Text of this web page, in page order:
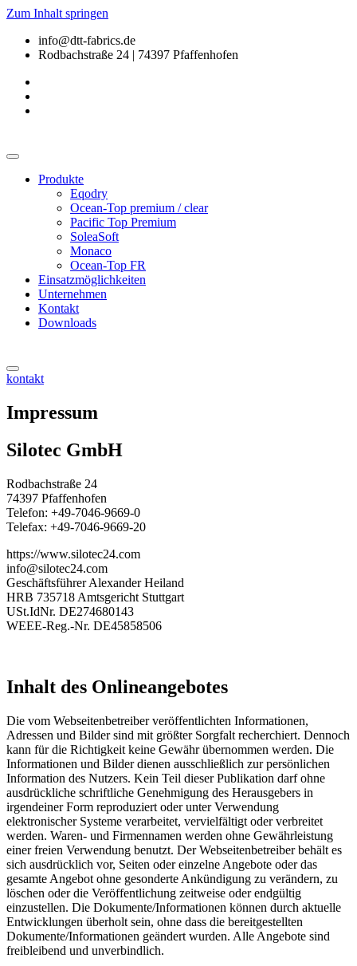
Zum Inhalt springen
info@dtt-fabrics.de
Rodbachstraße 24 | 74397 Pfaffenhofen
Produkte
Eqodry
Ocean-Top premium / clear
Pacific Top Premium
SoleaSoft
Monaco
Ocean-Top FR
Einsatzmöglichkeiten
Unternehmen
Kontakt
Downloads
kontakt
Impressum
Silotec GmbH
Rodbachstraße 24
74397 Pfaffenhofen
Telefon: +49-7046-9669-0
Telefax: +49-7046-9669-20
https://www.silotec24.com
info@silotec24.com
Geschäftsführer Alexander Heiland
HRB 735718 Amtsgericht Stuttgart
USt.IdNr. DE274680143
WEEE-Reg.-Nr. DE45858506
Inhalt des Onlineangebotes
Die vom Webseitenbetreiber veröffentlichten Informationen,
Adressen und Bilder sind mit größter Sorgfalt recherchiert. Dennoch
kann für die Richtigkeit keine Gewähr übernommen werden. Die
Informationen und Bilder dienen ausschließlich zur persönlichen
Information des Nutzers. Kein Teil dieser Publikation darf ohne
ausdrückliche schriftliche Genehmigung des Herausgebers in
irgendeiner Form reproduziert oder unter Verwendung
elektronischer Systeme verarbeitet, vervielfältigt oder verbreitet
werden. Waren- und Firmennamen werden ohne Gewährleistung
einer freien Verwendung benutzt. Der Webseitenbetreiber behält es
sich ausdrücklich vor, Seiten oder einzelne Angebote oder das
gesamte Angebot ohne gesonderte Ankündigung zu verändern, zu
löschen oder die Veröffentlichung zeitweise oder endgültig
einzustellen. Die Dokumente/Informationen können durch aktuelle
Entwicklungen überholt sein, ohne dass die bereitgestellten
Dokumente/Informationen geändert wurden. Alle Angebote sind
freibleibend und unverbindlich.